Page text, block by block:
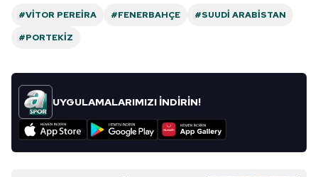
#VITOR PEREIRA #FENERBAHÇE
#SUUDI ARABISTAN
#PORTEKIZ
UYGULAMALARIMIZI İNDİRİN!